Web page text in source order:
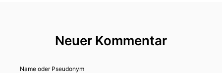
Neuer Kommentar
Name oder Pseudonym